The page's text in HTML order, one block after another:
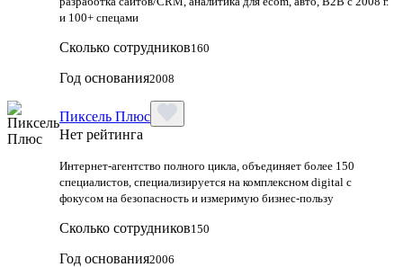
и 100+ спецами
Сколько сотрудников160
Год основания2008
Пиксель Плюс
Нет рейтинга
Интернет-агентство полного цикла, объединяет более 150
специалистов, специализируется на комплексном digital с
фокусом на безопасность и измеримую бизнес-пользу
Сколько сотрудников150
Год основания2006